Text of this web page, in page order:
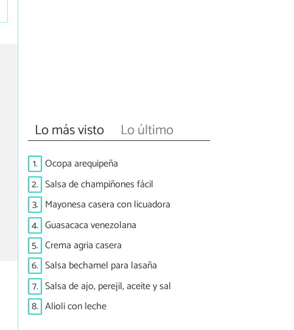
Lo más visto Lo último
1. Ocopa arequipeña
2. Salsa de champiñones fácil
3. Mayonesa casera con licuadora
4. Guasacaca venezolana
5. Crema agria casera
6. Salsa bechamel para lasaña
7. Salsa de ajo, perejil, aceite y sal
8. Alioli con leche